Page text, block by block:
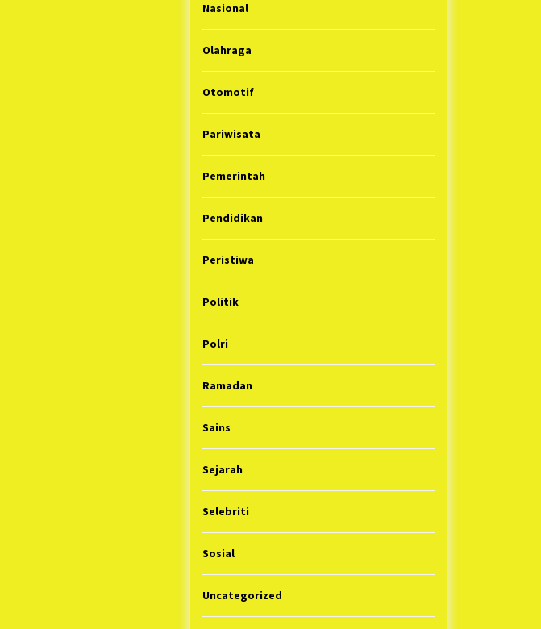
Nasional
Olahraga
Otomotif
Pariwisata
Pemerintah
Pendidikan
Peristiwa
Politik
Polri
Ramadan
Sains
Sejarah
Selebriti
Sosial
Uncategorized